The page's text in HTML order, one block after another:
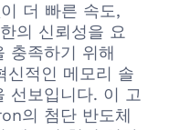
더 빠른 속도,
의 신뢰성을 요
충족하기 위해
적인 메모리 솔
선보입니다. 이 고
의 첨단 반도체